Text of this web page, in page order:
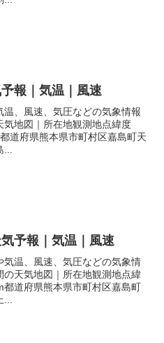
報｜気温｜風速
、風速、気圧などの気象情報
地図｜所在地観測地点緯度
道府県熊本県市町村区嘉島町天
予報｜気温｜風速
温、風速、気圧などの気象情
天気地図｜所在地観測地点緯
道府県熊本県市町村区嘉島町